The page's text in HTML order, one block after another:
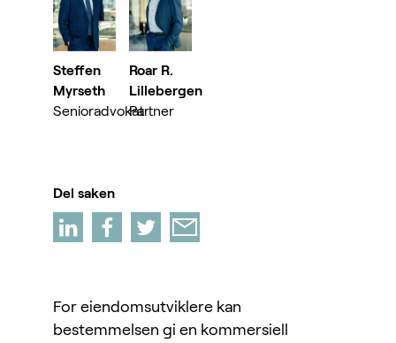
Steffen
Myrseth
Senioradvokat
Roar R.
Lillebergen
Partner
Del saken
For eiendomsutviklere kan
bestemmelsen gi en kommersiell